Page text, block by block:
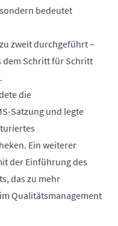
bedeutet
zweit durchgeführt –
dem Schritt für Schritt
die
Satzung und legte
Ein weiterer
der Einführung des
das zu mehr
Qualitätsmanagement